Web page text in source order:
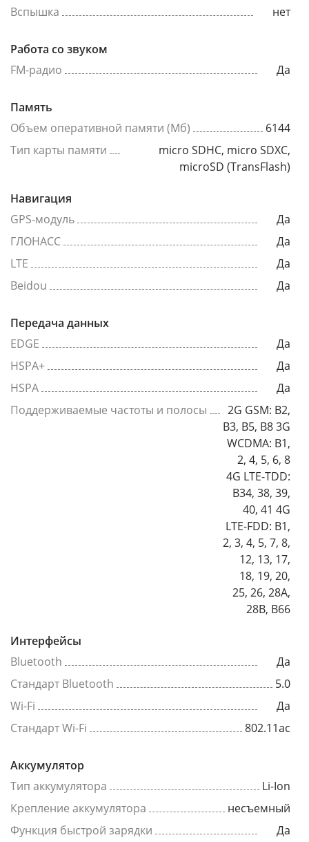
Вспышка нет
Работа со звуком
FM-радио
Да
Память
Объем оперативной памяти (Мб)
6144
Тип карты памяти
micro SDHC, micro SDXC,
microSD (TransFlash)
Навигация
GPS-модуль
Да
ГЛОНАСС
Да
LTE
Да
Beidou
Да
Передача данных
EDGE
Да
HSPA+
Да
HSPA
Да
Поддерживаемые частоты и полосы
2G GSM: B2,
B3, B5, B8 3G
WCDMA: B1,
2, 4, 5, 6, 8
4G LTE-TDD:
B34, 38, 39,
40, 41 4G
LTE-FDD: B1,
2, 3, 4, 5, 7, 8,
12, 13, 17,
18, 19, 20,
25, 26, 28A,
28B, B66
Интерфейсы
Bluetooth
Да
Стандарт Bluetooth
5.0
Wi-Fi
Да
Стандарт Wi-Fi
802.11ac
Аккумулятор
Тип аккумулятора
Li-Ion
Крепление аккумулятора
несъемный
Функция быстрой зарядки
Да